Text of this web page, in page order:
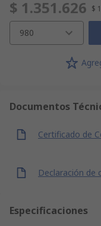
$ 1.351.626 $
980
Documentos
Certificado de
Declaración de
Especificaciones